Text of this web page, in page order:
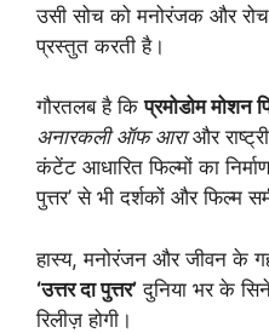
उसी सोच को मनोरंजक और
प्रस्तुत करती है।
गौरतलब है किप्रमोडोम मोशन
अनारकली ऑफ आराऔर
कंटेंट आधारित फिल्मों का
पुत्तर’ से भी दर्शकों और फिल्म
हास्य, मनोरंजन और जीवन के
‘उत्तर दा पुत्तर’ दुनिया भर के
रिलीज़ होगी।